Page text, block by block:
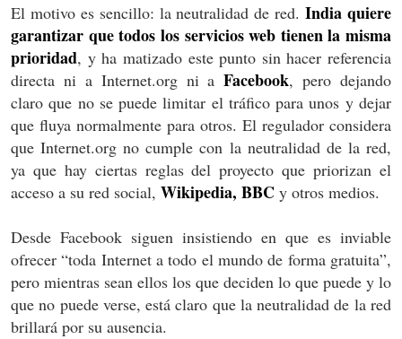
El motivo es sencillo: la neutralidad de red.India quiere
garantizar que todos los servicios web tienen la misma
prioridad, y ha matizado este punto sin hacer referencia
directa ni a Internet.org ni aFacebook, pero dejando
claro que no se puede limitar el tráfico para unos y dejar
que fluya normalmente para otros. El regulador considera
que Internet.org no cumple con la neutralidad de la red,
ya que hay ciertas reglas del proyecto que priorizan el
acceso a su red social, Wikipedia, BBC y otros medios.
Desde Facebook siguen insistiendo en que es inviable
ofrecer “toda Internet a todo el mundo de forma gratuita”,
pero mientras sean ellos los que deciden lo que puede y lo
que no puede verse, está claro que la neutralidad de la red
brillará por su ausencia.